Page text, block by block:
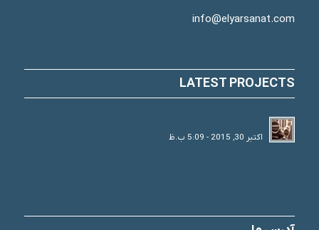
info@elyarsanat.com
LATEST PROJECTS
اکتبر 30, 2015 - 5:09 ب.ظ